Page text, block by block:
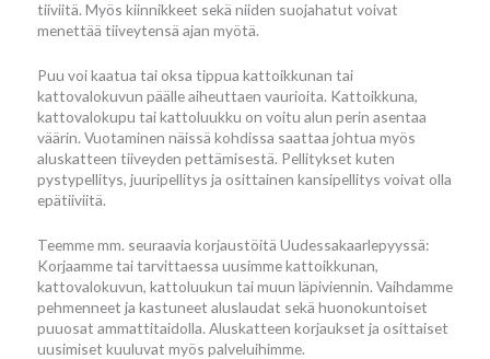
tiiviitä. Myös kiinnikkeet sekä niiden suojahatut voivat
menettää tiiveytensä ajan myötä.
Puu voi kaatua tai oksa tippua kattoikkunan tai
kattovalokuvun päälle aiheuttaen vaurioita. Kattoikkuna,
kattovalokupu tai kattoluukku on voitu alun perin asentaa
väärin. Vuotaminen näissä kohdissa saattaa johtua myös
aluskatteen tiiveyden pettämisestä. Pellitykset kuten
pystypellitys, juuripellitys ja osittainen kansipellitys voivat olla
epätiiviitä.
Teemme mm. seuraavia korjaustöitä Uudessakaarlepyyssä:
Korjaamme tai tarvittaessa uusimme kattoikkunan,
kattovalokuvun, kattoluukun tai muun läpiviennin. Vaihdamme
pehmenneet ja kastuneet aluslaudat sekä huonokuntoiset
puuosat ammattitaidolla. Aluskatteen korjaukset ja osittaiset
uusimiset kuuluvat myös palveluihimme.